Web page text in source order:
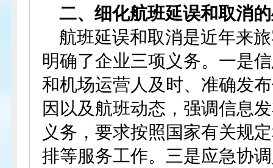
二、细化航班延误和取消
航班延误和取消是近年来
明确了企业三项义务。一是
和机场运营人及时、准确发
因以及航班动态，强调信息
义务，要求按照国家有关规
排等服务工作。三是应急协